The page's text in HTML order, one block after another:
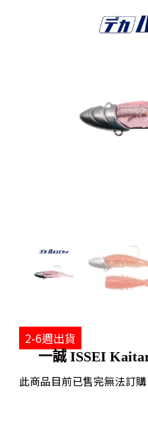
2-6週出貨
一誠 ISSEI
此商品目前已售完無法訂購